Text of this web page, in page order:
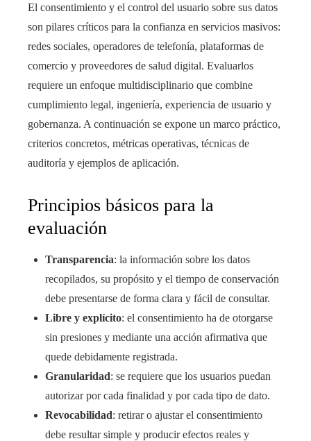
El consentimiento y el control del usuario sobre sus datos
son pilares críticos para la confianza en servicios masivos:
redes sociales, operadores de telefonía, plataformas de
comercio y proveedores de salud digital. Evaluarlos
requiere un enfoque multidisciplinario que combine
cumplimiento legal, ingeniería, experiencia de usuario y
gobernanza. A continuación se expone un marco práctico,
criterios concretos, métricas operativas, técnicas de
auditoría y ejemplos de aplicación.
Principios básicos para la
evaluación
Transparencia: la información sobre los datos
recopilados, su propósito y el tiempo de conservación
debe presentarse de forma clara y fácil de consultar.
Libre y explícito: el consentimiento ha de otorgarse
sin presiones y mediante una acción afirmativa que
quede debidamente registrada.
Granularidad: se requiere que los usuarios puedan
autorizar por cada finalidad y por cada tipo de dato.
Revocabilidad: retirar o ajustar el consentimiento
debe resultar simple y producir efectos reales y